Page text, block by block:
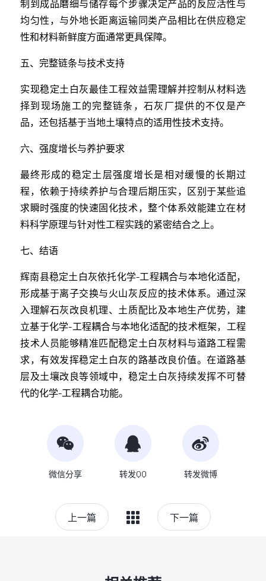
制到成品磨细与储存每个步骤决定产品的反应活性与
均匀性，与外地长距离运输同类产品相比在供应稳定
性和材料新鲜度方面通常更具保障。
五、完整链条与技术支持
实现稳定土白灰最佳工程效益需理解并控制从材料选
择到现场施工的完整链条，石灰厂提供的不仅是产
品，还包括基于当地土壤特点的适用性技术支持。
六、强度增长与养护要求
最终形成的稳定土层强度增长是相对缓慢的长期过
程，依赖于持续养护与合理后期压实，区别于某些追
求瞬时强度的快速固化技术，整个体系效能建立在材
料科学原理与针对性工程实践的紧密结合之上。
七、结语
辉南县稳定土白灰依托化学-工程耦合与本地化适配，
形成基于离子交换与火山灰反应的技术体系。通过深
入理解石灰改良机理、土质配比及本地生产优势，建
立基于化学-工程耦合与本地化适配的技术框架，工程
技术人员能够精准匹配稳定土白灰材料与道路工程需
求，有效发挥稳定土白灰的路基改良价值。在道路基
层及土壤改良等领域中，稳定土白灰持续发挥不可替
代的化学-工程耦合功能。
微信分享 转发QQ 转发微博
上一篇 下一篇